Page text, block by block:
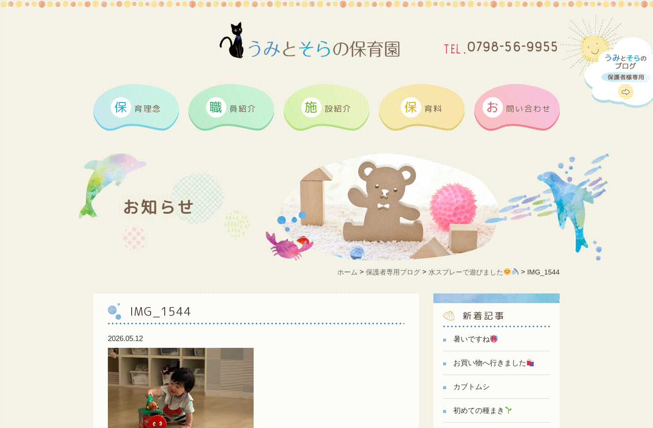
0798-56-9955
保 育理念 職 員紹介 施 設紹介 保 育料 お 問い合わせ
お知らせ
ホーム >保護者専用ブログ > 水スプレーで遊びました > IMG_1544
IMG_1544
2026.05.12
新着記事
暑いですね
お買い物へ行きました
カブトムシ
初めての種まき